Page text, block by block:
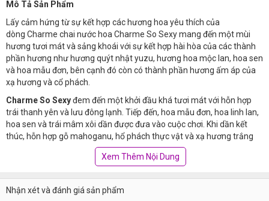
Mô Tả Sản Phẩm
Lấy cảm hứng từ sự kết hợp các hương hoa yêu thích của
dòng Charme chai nước hoa Charme So Sexymang đến một mùi
hương tươi mát và sảng khoái với sự kết hợp hài hòa của các thành
phần hương như hương quýt nhật yuzu, hương hoa mộc lan, hoa sen
và hoa mẫu đơn, bên cạnh đó còn có thành phần hương ấm áp của
xạ hương và cổ phách.
Charme So Sexyđem đến một khởi đầu khá tươi mát với hỗn hợp
trái thanh yên và lưu đông lạnh. Tiếp đến, hoa mẫu đơn, hoa linh lan,
hoa sen và trái mâm xôi dần được đưa vào cuộc chơi. Khi dần kết
thúc, hỗn hợp gỗ mahoganu, hổ phách thực vật và xạ hương trắng
cùng hòa quyện, mang tới những trải nghiệm đầy ấm áp và quyến rũ.
Mẫu chai được thiết kế với tông màu đỏ tươi trong suốt cùng những
đường nét đầy tinh tế, gợi lên nét gợi cảm và ngọt ngào giống như
mùi hương. Charme So Sexymang đến mùi hương cực kỳ gợi cảm
Xem Thêm Nội Dung
Nhận xét và đánh giá sản phẩm